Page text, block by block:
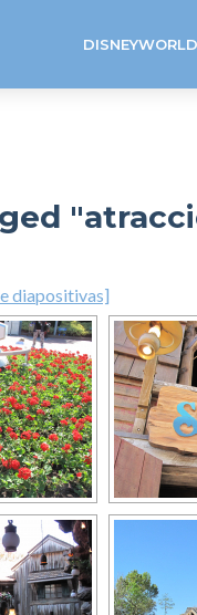
DISNEYWORLD
diapositivas]